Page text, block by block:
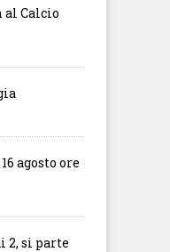
al Calcio
agosto ore
2, si parte